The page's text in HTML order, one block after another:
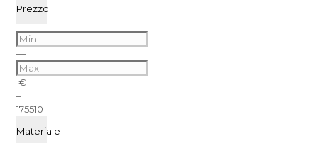
Prezzo
—
€
–
175510
Materiale